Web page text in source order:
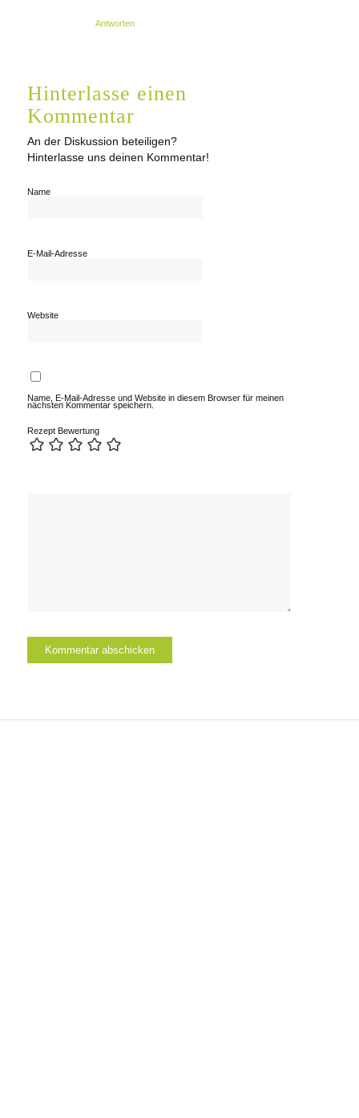
Antworten
Hinterlasse einen
Kommentar
An der Diskussion beteiligen?
Hinterlasse uns deinen Kommentar!
Name
E-Mail-Adresse
Website
Name, E-Mail-Adresse und Website in diesem Browser für meinen
nächsten Kommentar speichern.
Rezept Bewertung